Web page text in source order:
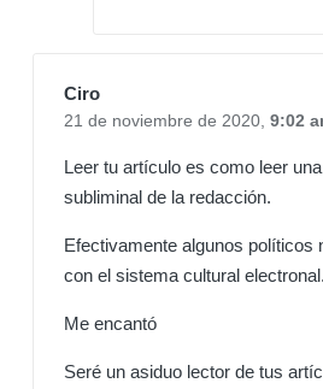
Ciro
21 de noviembre de 2020, 9:02
Leer tu artículo es como leer
subliminal de la redacción.
Efectivamente algunos políticos
con el sistema cultural electronal.
Me encantó
Seré un asiduo lector de tus